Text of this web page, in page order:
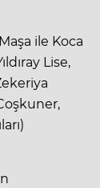
ile Koca
Lise,